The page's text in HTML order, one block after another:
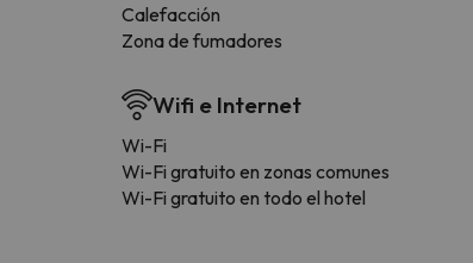
Calefacción
Zona de fumadores
Wifi e Internet
Wi-Fi
Wi-Fi gratuito en zonas comunes
Wi-Fi gratuito en todo el hotel